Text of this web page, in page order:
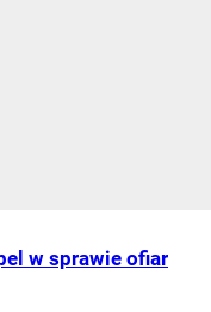
w sprawie ofiar